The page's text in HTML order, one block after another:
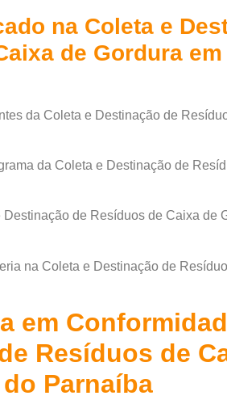
na Coleta e
de Gordura
da Coleta e Destinação de
da Coleta e Destinação de
de Resíduos de Caixa de
na Coleta e Destinação de
em
Resíduos de
Parnaíba